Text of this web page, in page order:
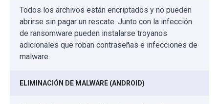
Todos los archivos están encriptados y no pueden
abrirse sin pagar un rescate. Junto con la infección
de ransomware pueden instalarse troyanos
adicionales que roban contraseñas e infecciones de
malware.
ELIMINACIÓN DE MALWARE (ANDROID)